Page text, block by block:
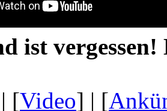
ist
[Video] | [